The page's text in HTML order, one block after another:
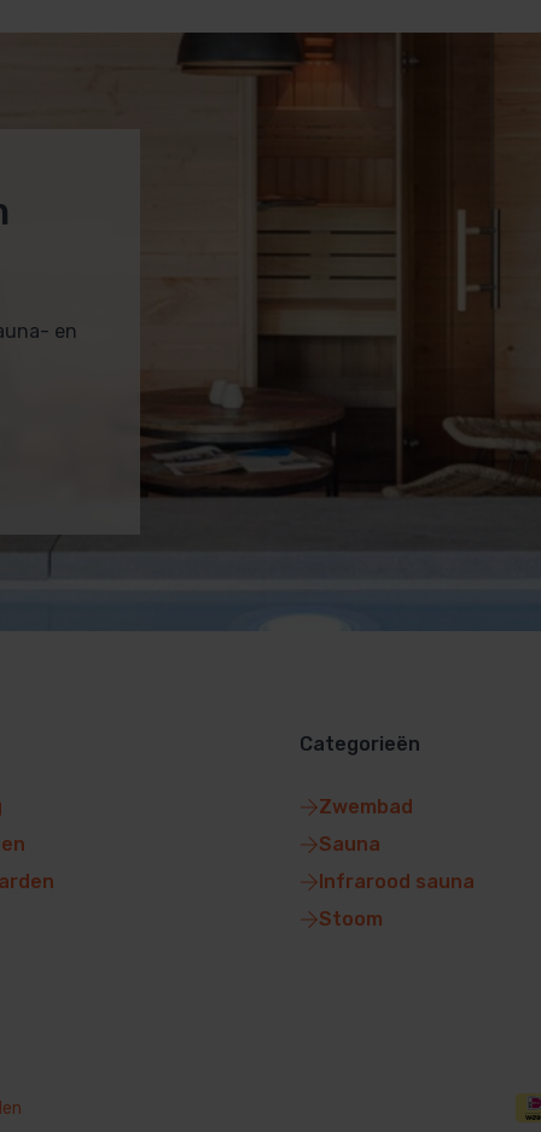
en
Categorieën
Zwembad
Sauna
Infrarood sauna
Stoom